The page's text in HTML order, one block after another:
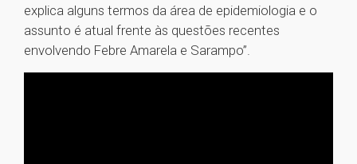
explica alguns termos da área de epidemiologia e o
assunto é atual frente às questões recentes
envolvendo Febre Amarela e Sarampo”.